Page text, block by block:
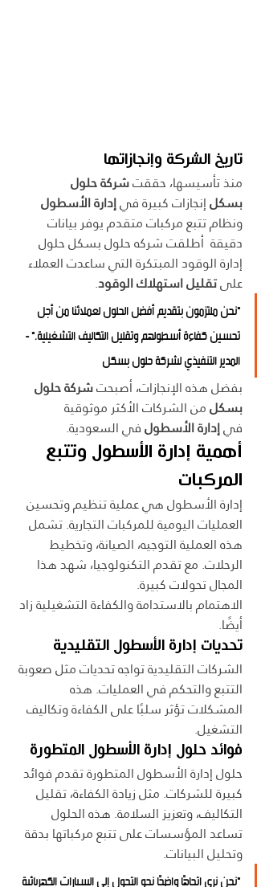
تاريخ الشركة وإنجازاتها
منذ تأسيسها، حققت شركة حلول
بسكل إنجازات كبيرة في إدارة الأسطول
ونظام تتبع مركبات متقدم يوفر بيانات
دقيقة  أطلقت شركه حلول بسكل حلول
إدارة الوقود المبتكرة التي ساعدت العملاء
على تقليل استهلاك الوقود.
"نحن ملتزمون بتقديم أفضل الحلول لعملائنا من أجل
تحسين كفاءة أسطولهم وتقليل التكاليف التشغيلية." -
المدير التنفيذي لشركة حلول بسكل
بفضل هذه الإنجازات، أصبحت شركة حلول
بسكل من الشركات الأكثر موثوقية
في إدارة الأسطول في السعودية.
أهمية إدارة الأسطول وتتبع
المركبات
إدارة الأسطول هي عملية تنظيم وتحسين
العمليات اليومية للمركبات التجارية. تشمل
هذه العملية التوجيه، الصيانة، وتخطيط
الرحلات. مع تقدم التكنولوجيا، شهد هذا
المجال تحولات كبيرة.
الاهتمام بالاستدامة والكفاءة التشغيلية زاد
أيضًا.
تحديات إدارة الأسطول التقليدية
الشركات التقليدية تواجه تحديات مثل صعوبة
التتبع والتحكم في العمليات. هذه
المشكلات تؤثر سلبًا على الكفاءة وتكاليف
التشغيل.
فوائد حلول إدارة الأسطول المتطورة
حلول إدارة الأسطول المتطورة تقدم فوائد
كبيرة للشركات. مثل زيادة الكفاءة، تقليل
التكاليف، وتعزيز السلامة. هذه الحلول
تساعد المؤسسات على تتبع مركباتها بدقة
وتحليل البيانات.
"نحن نرى اتجاهًا واضحًا نحو التحول إلى السيارات الكهربائية